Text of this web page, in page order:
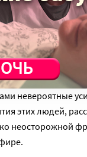
аутичного
Усилия
невероятные
этих людей,
неосторожной